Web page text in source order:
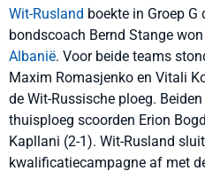
Wit-Rusland boekte in Groep G
bondscoach Bernd Stange
Albanië. Voor beide teams
Maxim Romasjenko en Vitali
de Wit-Russische ploeg.
thuisploeg scoorden Erion
Kapllani (2-1). Wit-Rusland
kwalificatiecampagne af met